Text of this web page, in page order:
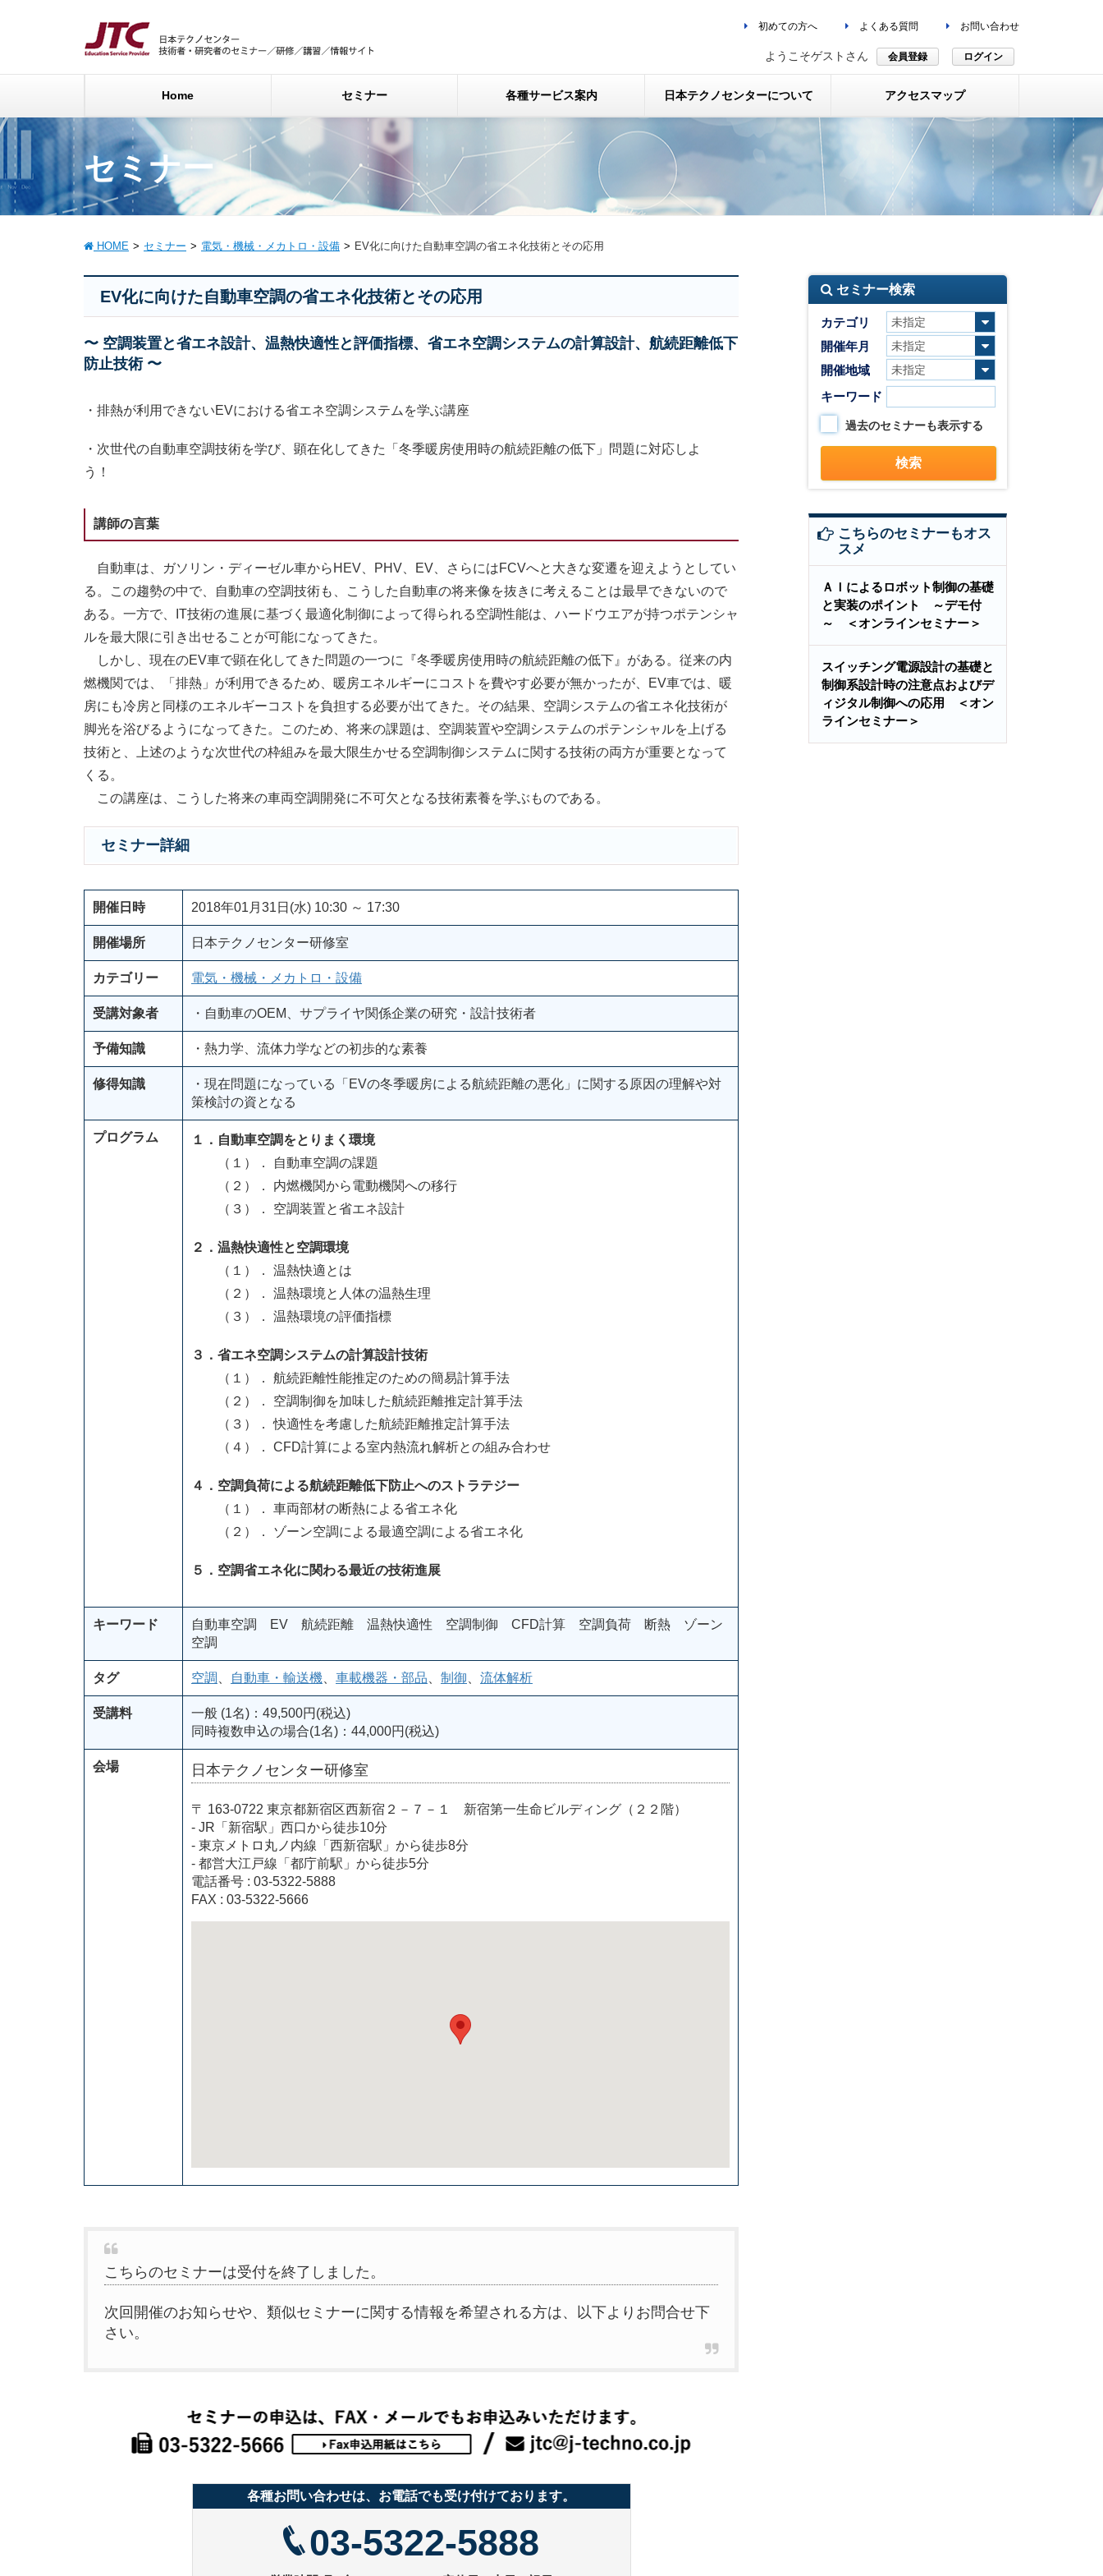
初めての方へ よくある質問 お問い合わせ
ようこそゲストさん 会員登録 ログイン
Home セミナー 各種サービス案内 日本テクノセンターについて アクセスマップ
セミナー
HOME セミナー 電気・機械・メカトロ・設備 EV化に向けた自動車空調の省エネ化技術とその応用
EV化に向けた自動車空調の省エネ化技術とその応用
〜 空調装置と省エネ設計、温熱快適性と評価指標、省エネ空調システムの計算設計、航続距離低下
防止技術 〜
・排熱が利用できないEVにおける省エネ空調システムを学ぶ講座
・次世代の自動車空調技術を学び、顕在化してきた「冬季暖房使用時の航続距離の低下」問題に対応しよ
う！
講師の言葉
自動車は、ガソリン・ディーゼル車からHEV、PHV、EV、さらにはFCVへと大きな変遷を迎えようとしてい
る。この趨勢の中で、自動車の空調技術も、こうした自動車の将来像を抜きに考えることは最早できないので
ある。一方で、IT技術の進展に基づく最適化制御によって得られる空調性能は、ハードウエアが持つポテンシャ
ルを最大限に引き出せることが可能になってきた。
しかし、現在のEV車で顕在化してきた問題の一つに『冬季暖房使用時の航続距離の低下』がある。従来の内
燃機関では、「排熱」が利用できるため、暖房エネルギーにコストを費やす必要が無かったが、EV車では、暖
房にも冷房と同様のエネルギーコストを負担する必要が出てきた。その結果、空調システムの省エネ化技術が
脚光を浴びるようになってきた。このため、将来の課題は、空調装置や空調システムのポテンシャルを上げる
技術と、上述のような次世代の枠組みを最大限生かせる空調制御システムに関する技術の両方が重要となって
くる。
この講座は、こうした将来の車両空調開発に不可欠となる技術素養を学ぶものである。
セミナー詳細
開催日時 2018年01月31日(水) 10:30 ～ 17:30
開催場所 日本テクノセンター研修室
カテゴリー 電気・機械・メカトロ・設備
受講対象者 ・自動車のOEM、サプライヤ関係企業の研究・設計技術者
予備知識 ・熱力学、流体力学などの初歩的な素養
修得知識
・現在問題になっている「EVの冬季暖房による航続距離の悪化」に関する原因の理解や対
策検討の資となる
プログラム
１．自動車空調をとりまく環境
（１）． 自動車空調の課題
（２）． 内燃機関から電動機関への移行
（３）． 空調装置と省エネ設計
２．温熱快適性と空調環境
（１）． 温熱快適とは
（２）． 温熱環境と人体の温熱生理
（３）． 温熱環境の評価指標
３．省エネ空調システムの計算設計技術
（１）． 航続距離性能推定のための簡易計算手法
（２）． 空調制御を加味した航続距離推定計算手法
（３）． 快適性を考慮した航続距離推定計算手法
（４）． CFD計算による室内熱流れ解析との組み合わせ
４．空調負荷による航続距離低下防止へのストラテジー
（１）． 車両部材の断熱による省エネ化
（２）． ゾーン空調による最適空調による省エネ化
５．空調省エネ化に関わる最近の技術進展
キーワード
自動車空調 EV 航続距離 温熱快適性 空調制御 CFD計算 空調負荷 断熱 ゾーン
空調
タグ 空調 自動車・輸送機 車載機器・部品 制御 流体解析
受講料
一般 (1名)：49,500円(税込)
同時複数申込の場合(1名)：44,000円(税込)
会場 日本テクノセンター研修室
〒 163-0722 東京都新宿区西新宿２－７－１ 新宿第一生命ビルディング（２２階）
- JR「新宿駅」西口から徒歩10分
- 東京メトロ丸ノ内線「西新宿駅」から徒歩8分
- 都営大江戸線「都庁前駅」から徒歩5分
電話番号 : 03-5322-5888
FAX : 03-5322-5666
こちらのセミナーは受付を終了しました。
次回開催のお知らせや、類似セミナーに関する情報を希望される方は、以下よりお問合せ下
さい。
各種お問い合わせは、お電話でも受け付けております。
03-5322-5888
セミナー検索
カテゴリ
開催年月
開催地域
キーワード
過去のセミナーも表示する
こちらのセミナーもオス
スメ
ＡＩによるロボット制御の基礎
と実装のポイント ～デモ付
～ ＜オンラインセミナー＞
スイッチング電源設計の基礎と
制御系設計時の注意点およびデ
ィジタル制御への応用 ＜オン
ラインセミナー＞